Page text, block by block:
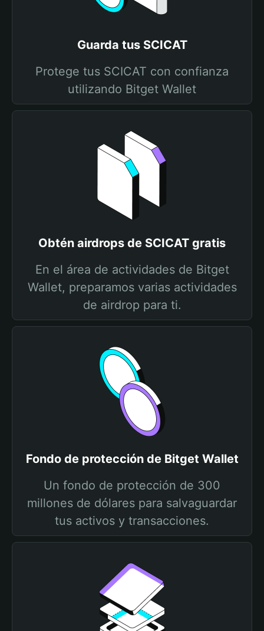
Guarda tus SCICAT
Protege tus SCICAT con confianza
utilizando Bitget Wallet
Obtén airdrops de SCICAT gratis
En el área de actividades de Bitget
Wallet, preparamos varias actividades
de airdrop para ti.
Fondo de protección de Bitget Wallet
Un fondo de protección de 300
millones de dólares para salvaguardar
tus activos y transacciones.